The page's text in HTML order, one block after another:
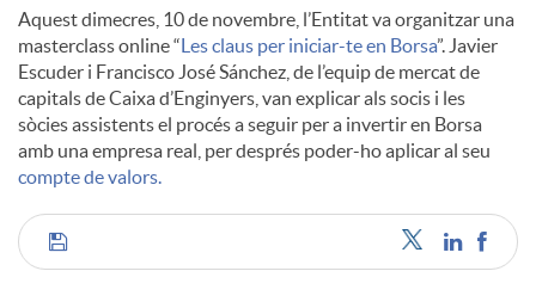
Aquest dimecres, 10 de novembre, l’Entitat va organitzar una
masterclass online “Les claus per iniciar-te en Borsa”. Javier
Escuder i Francisco José Sánchez, de l’equip de mercat de
capitals de Caixa d’Enginyers, van explicar als socis i les
sòcies assistents el procés a seguir per a invertir en Borsa
amb una empresa real, per després poder-ho aplicar al seu
compte de valors.
C